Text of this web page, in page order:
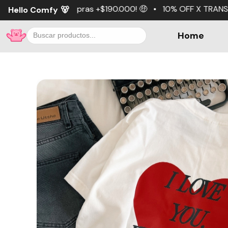
Hello Comfy 🐻
+$190.000! 🤑 • 10% OFF X TRANSFERENCIA 💵 • 3
Home